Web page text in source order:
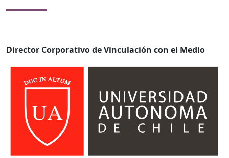
Director Corporativo de Vinculación con el Medio